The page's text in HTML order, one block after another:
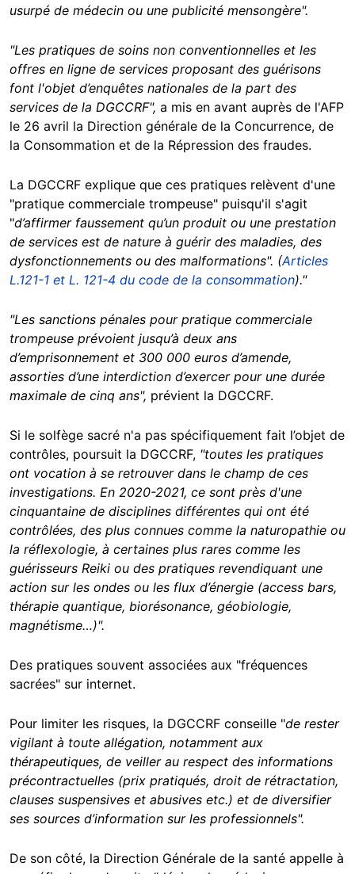
usurpé de médecin ou une publicité mensongère".
"Les pratiques de soins non conventionnelles et les
offres en ligne de services proposant des guérisons
font l'objet d’enquêtes nationales de la part des
services de la DGCCRF", a mis en avant auprès de l'AFP
le 26 avril la Direction générale de la Concurrence, de
la Consommation et de la Répression des fraudes.
La DGCCRF explique que ces pratiques relèvent d'une
"pratique commerciale trompeuse" puisqu'il s'agit
"d’affirmer faussement qu’un produit ou une prestation
de services est de nature à guérir des maladies, des
dysfonctionnements ou des malformations". (Articles
L.121-1 et L. 121-4 du code de la consommation)."
"Les sanctions pénales pour pratique commerciale
trompeuse prévoient jusqu’à deux ans
d’emprisonnement et 300 000 euros d’amende,
assorties d’une interdiction d’exercer pour une durée
maximale de cinq ans", prévient la DGCCRF.
Si le solfège sacré n'a pas spécifiquement fait l’objet de
contrôles, poursuit la DGCCRF, "toutes les pratiques
ont vocation à se retrouver dans le champ de ces
investigations. En 2020-2021, ce sont près d'une
cinquantaine de disciplines différentes qui ont été
contrôlées, des plus connues comme la naturopathie ou
la réflexologie, à certaines plus rares comme les
guérisseurs Reiki ou des pratiques revendiquant une
action sur les ondes ou les flux d’énergie (access bars,
thérapie quantique, biorésonance, géobiologie,
magnétisme…)".
Des pratiques souvent associées aux "fréquences
sacrées" sur internet.
Pour limiter les risques, la DGCCRF conseille "de rester
vigilant à toute allégation, notamment aux
thérapeutiques, de veiller au respect des informations
précontractuelles (prix pratiqués, droit de rétractation,
clauses suspensives et abusives etc.) et de diversifier
ses sources d’information sur les professionnels".
De son côté, la Direction Générale de la santé appelle à